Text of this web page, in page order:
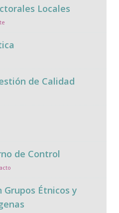
Locales
de Calidad
de Control
Grupos Étnicos y